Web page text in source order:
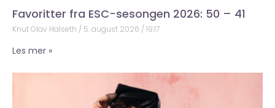
Favoritter fra ESC-sesongen 2026: 50 – 41
Knut Olav Halseth 5. august 2026 19:17
Les mer »